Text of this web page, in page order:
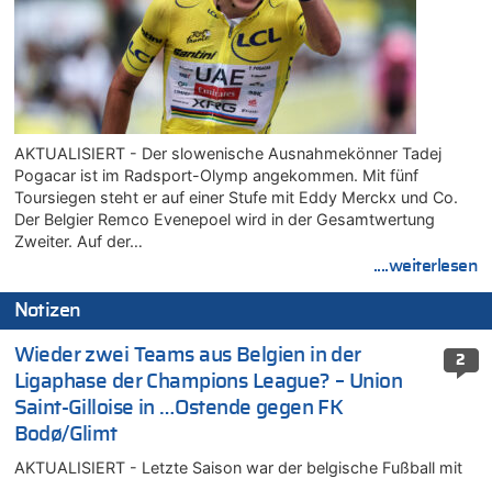
AKTUALISIERT - Der slowenische Ausnahmekönner Tadej
Pogacar ist im Radsport-Olymp angekommen. Mit fünf
Toursiegen steht er auf einer Stufe mit Eddy Merckx und Co.
Der Belgier Remco Evenepoel wird in der Gesamtwertung
Zweiter. Auf der…
....weiterlesen
Notizen
2
Wieder zwei Teams aus Belgien in der
Ligaphase der Champions League? – Union
Saint-Gilloise in …Ostende gegen FK
Bodø/Glimt
AKTUALISIERT - Letzte Saison war der belgische Fußball mit